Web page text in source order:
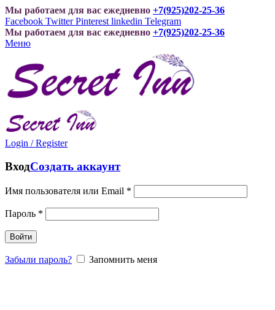
Мы работаем для вас ежедневно +7(925)202-25-36
Facebook Twitter Pinterest linkedin Telegram
Мы работаем для вас ежедневно +7(925)202-25-36
Меню
Login / Register
ВходСоздать аккаунт
Имя пользователя или Email *
Пароль *
Войти
Забыли пароль? Запомнить меня